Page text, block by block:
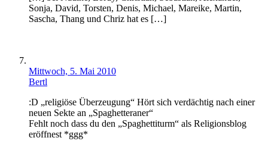
Sonja, David, Torsten, Denis, Michael, Mareike, Martin,
Sascha, Thang und Chriz hat es […]
Mittwoch, 5. Mai 2010
Bertl
:D „religiöse Überzeugung“ Hört sich verdächtig nach einer
neuen Sekte an „Spaghetteraner“
Fehlt noch dass du den „Spaghettiturm“ als Religionsblog
eröffnest *ggg*